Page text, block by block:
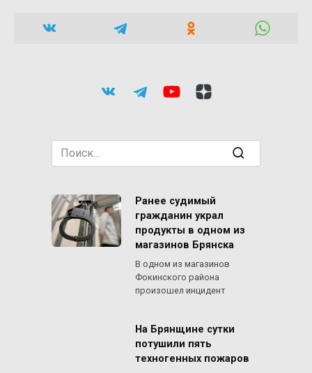
Search
for:
Ранее судимый
гражданин украл
продукты в одном из
магазинов Брянска
В одном из магазинов
Фокинского района
произошел инцидент
На Брянщине сутки
потушили пять
техногенных пожаров